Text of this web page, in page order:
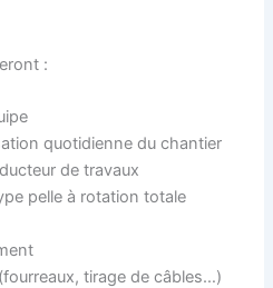
:
quotidienne du chantier
de travaux
pelle à rotation totale
tirage de câbles…)